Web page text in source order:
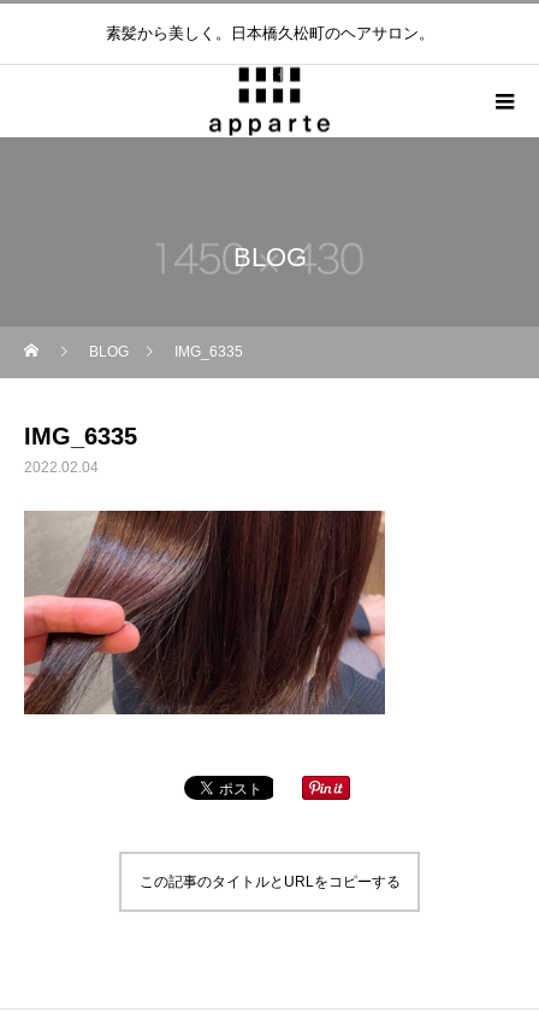
素髪から美しく。日本橋久松町のヘアサロン。
BLOG
BLOG IMG_6335
IMG_6335
2022.02.04
この記事のタイトルとURLをコピーする